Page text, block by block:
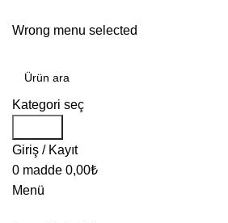
Wrong menu selected
Kategori seç
Giriş / Kayıt
0 madde 0,00₺
Menü